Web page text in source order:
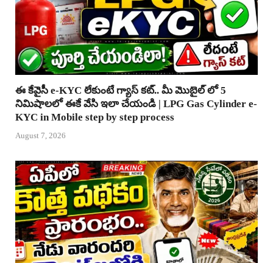
ఈ కేవైసీ e-KYC లేకుంటే గ్యాస్ కట్.. మీ మొబైల్ లో 5
నిమిషాలలో ఈకే వేసి ఇలా చేయండి | LPG Gas Cylinder e-
KYC in Mobile step by step process
August 7, 2026